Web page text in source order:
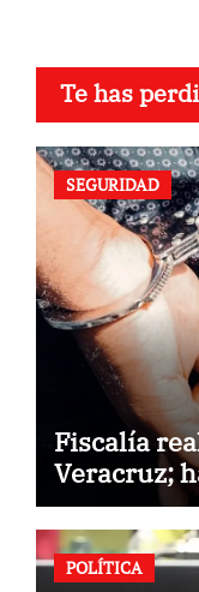
Te has
SEGURIDAD
Fiscalía
Veracruz;
POLÍTICA